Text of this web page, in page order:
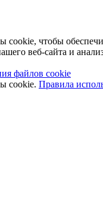
cookie, чтобы
веб-сайта и
файлов cookie
cookie. Правила